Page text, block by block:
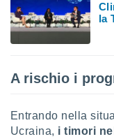
la
la
A rischio i
Entrando nella
Ucraina, i timori